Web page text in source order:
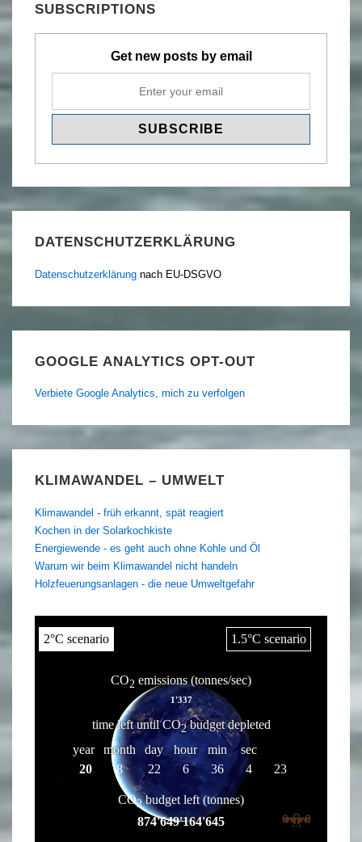
SUBSCRIPTIONS
Get new posts by email
DATENSCHUTZERKLÄRUNG
Datenschutzerklärung nach EU-DSGVO
GOOGLE ANALYTICS OPT-OUT
Verbiete Google Analytics, mich zu verfolgen
KLIMAWANDEL – UMWELT
Klimawandel - früh erkannt, spät reagiert
Kochen in der Solarkochkiste
Energiewende - es geht auch ohne Kohle und Öl
Warum wir beim Klimawandel nicht handeln
Holzfeuerungsanlagen - die neue Umweltgefahr